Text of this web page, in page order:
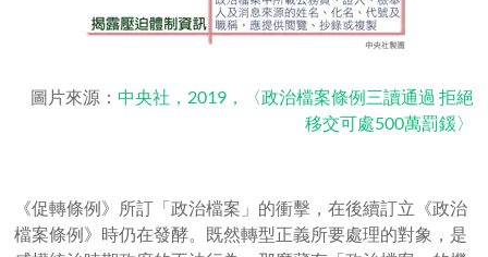
圖片來源： 中央社，2019，〈政治檔案條例三讀通過 拒絕
移交可處500萬罰鍰〉
《促轉條例》所訂「政治檔案」的衝擊，在後續訂立《政治
檔案條例》時仍在發酵。既然轉型正義所要處理的對象，是